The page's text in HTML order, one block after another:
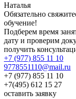
Наталья
Обязательно
обучение!
Подберем время
дату и проверим
получить
+7 (977) 855 11 10
9778551110@mail.ru
+7 (977) 855 11 10
+7(495) 612 15 27
оставить заявку